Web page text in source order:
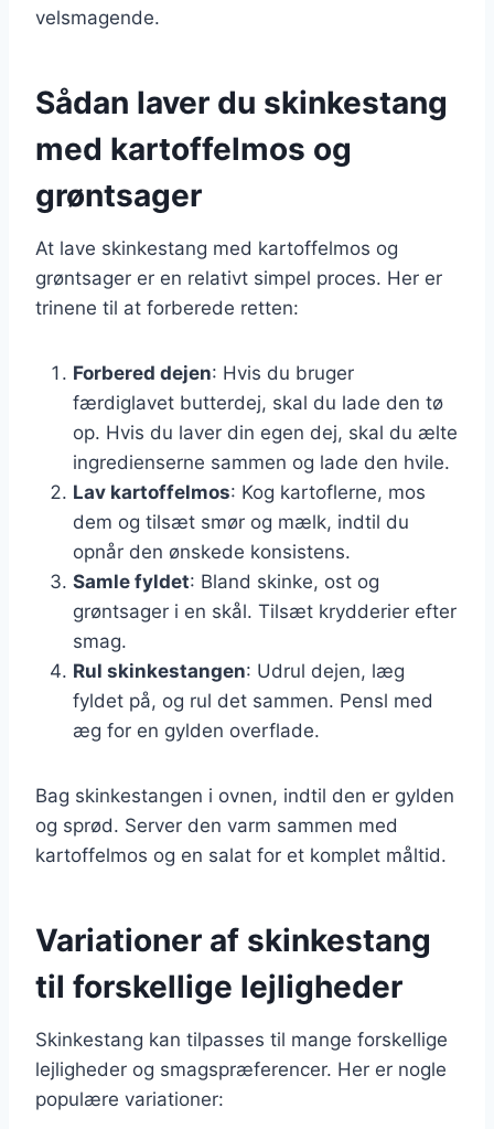
velsmagende.
Sådan laver du skinkestang
med kartoffelmos og
grøntsager
At lave skinkestang med kartoffelmos og
grøntsager er en relativt simpel proces. Her er
trinene til at forberede retten:
Forbered dejen: Hvis du bruger
færdiglavet butterdej, skal du lade den tø
op. Hvis du laver din egen dej, skal du ælte
ingredienserne sammen og lade den hvile.
Lav kartoffelmos: Kog kartoflerne, mos
dem og tilsæt smør og mælk, indtil du
opnår den ønskede konsistens.
Samle fyldet: Bland skinke, ost og
grøntsager i en skål. Tilsæt krydderier efter
smag.
Rul skinkestangen: Udrul dejen, læg
fyldet på, og rul det sammen. Pensl med
æg for en gylden overflade.
Bag skinkestangen i ovnen, indtil den er gylden
og sprød. Server den varm sammen med
kartoffelmos og en salat for et komplet måltid.
Variationer af skinkestang
til forskellige lejligheder
Skinkestang kan tilpasses til mange forskellige
lejligheder og smagspræferencer. Her er nogle
populære variationer: